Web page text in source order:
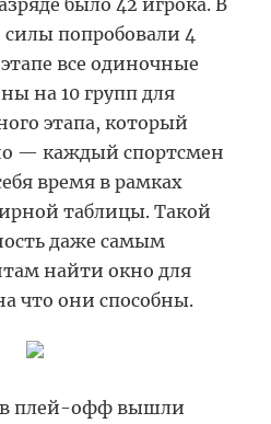
попробовали 4
все одиночные
на 10 групп для
этапа, который
— каждый спортсмен
время в рамках
таблицы. Такой
даже самым
найти окно для
что они способны.
в плей-офф вышли